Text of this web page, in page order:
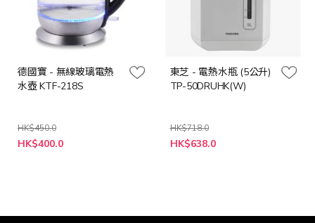
德國寶 - 無線玻璃電熱
水壺 KTF-218S
HK$450.0
特
殊
HK$400.0
東芝 - 電熱水瓶 (5公升)
TP-50DRUHK(W)
HK$718.0
特
殊
HK$638.0